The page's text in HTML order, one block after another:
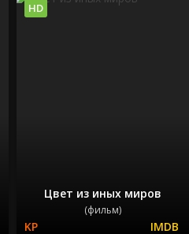
Цвет из иных миров
(фильм)
HD